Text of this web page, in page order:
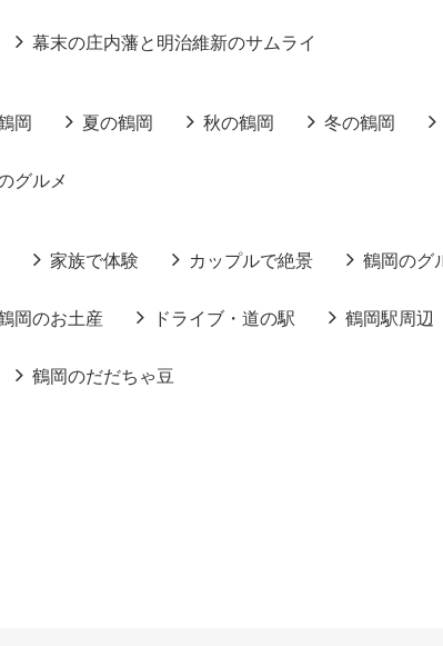
幕末の庄内藩と明治維新のサムライ
岡 夏の鶴岡 秋の鶴岡 冬の鶴岡
グルメ
家族で体験 カップルで絶景 鶴岡のグ
岡のお土産 ドライブ・道の駅 鶴岡駅周辺
鶴岡のだだちゃ豆